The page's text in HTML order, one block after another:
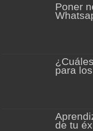
Poner
para
de tu